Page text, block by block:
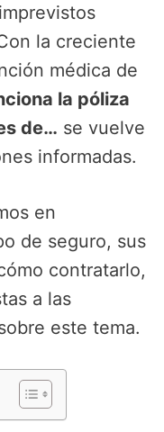
la creciente
médica de
la póliza
de… se vuelve
informadas.
en
de seguro, sus
contratarlo,
a las
este tema.